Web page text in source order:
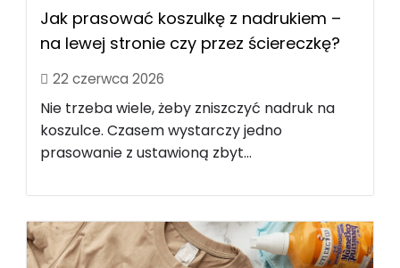
Jak prasować koszulkę z nadrukiem –
na lewej stronie czy przez ściereczkę?
22 czerwca 2026
Nie trzeba wiele, żeby zniszczyć nadruk na
koszulce. Czasem wystarczy jedno
prasowanie z ustawioną zbyt...